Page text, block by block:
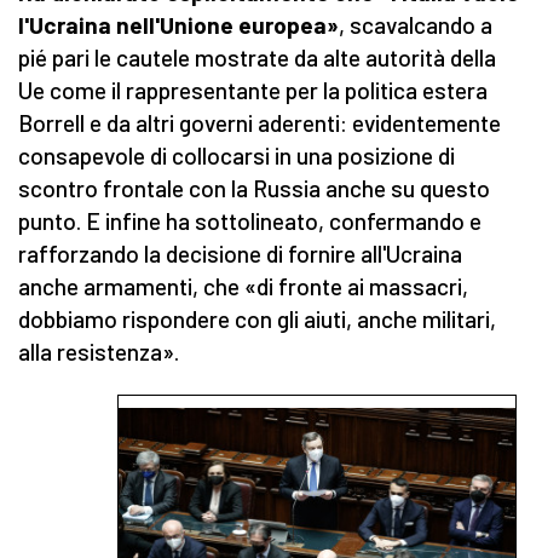
l'Ucraina nell'Unione europea», scavalcando a
pié pari le cautele mostrate da alte autorità della
Ue come il rappresentante per la politica estera
Borrell e da altri governi aderenti: evidentemente
consapevole di collocarsi in una posizione di
scontro frontale con la Russia anche su questo
punto. E infine ha sottolineato, confermando e
rafforzando la decisione di fornire all'Ucraina
anche armamenti, che «di fronte ai massacri,
dobbiamo rispondere con gli aiuti, anche militari,
alla resistenza».